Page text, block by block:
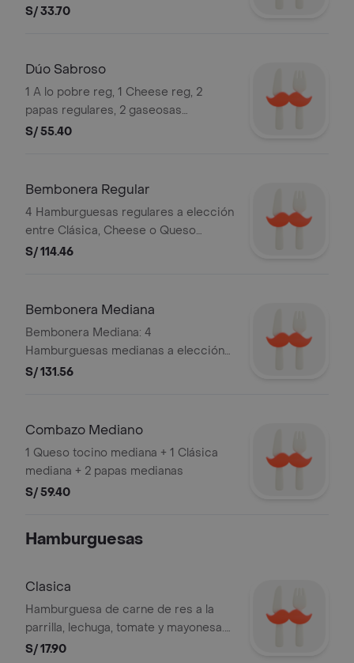
S/ 33.70
Dúo Sabroso
1 A lo pobre reg, 1 Cheese reg, 2
papas regulares, 2 gaseosas
personales. Foto referecial
S/ 55.40
Bembonera Regular
4 Hamburguesas regulares a elección
entre Clásica, Cheese o Queso
Tocino (máximo 2 unidades por tipo),
S/ 114.46
Bembonera Mediana
Bembonera Mediana: 4
Hamburguesas medianas a elección
entre Clásica, Cheese o Queso
de 3 oz y 1 tártara golf de 3 oz.
S/ 131.56
Combazo Mediano
1 Queso tocino mediana + 1 Clásica
mediana + 2 papas medianas
S/ 59.40
Hamburguesas
Clasica
Hamburguesa de carne de res a la
parrilla, lechuga, tomate y mayonesa.
Foto referencial. BEMBOS S.A.C RUC
S/ 17.90